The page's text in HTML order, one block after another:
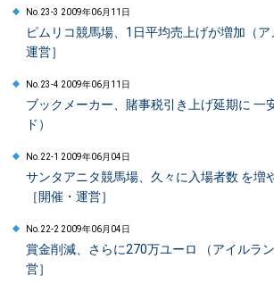
No.23-3 2009年06月11日
ピムリコ競馬場、1日平均売上げが増加（ア
運営］
No.23-4 2009年06月11日
ブックメーカー、賭事税引き上げ延期に 一
ド）
No.22-1 2009年06月04日
サンタアニタ競馬場、久々に入場者数 を増
［開催・運営］
No.22-2 2009年06月04日
賞金削減、さらに270万ユーロ （アイルラ
営］